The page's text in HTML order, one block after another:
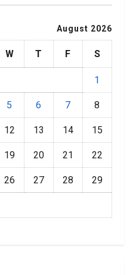
August 2026
W T F S
1
5 6 7 8
12 13 14 15
19 20 21 22
26 27 28 29